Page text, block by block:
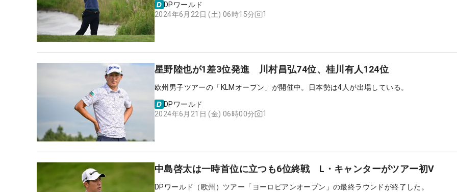
DPワールド
2024年6月22日 (土) 06時15分
1
星野陸也が1差3位発進 川村昌弘74位、桂川有人124位
欧州男子ツアーの「KLMオープン」が開催中。日本勢は4人が出場している。
DPワールド
2024年6月21日 (金) 06時00分
1
中島啓太は一時首位に立つも6位終戦 L・キャンターがツアー初V
DPワールド（欧州）ツアー「ヨーロピアンオープン」の最終ラウンドが終了した。